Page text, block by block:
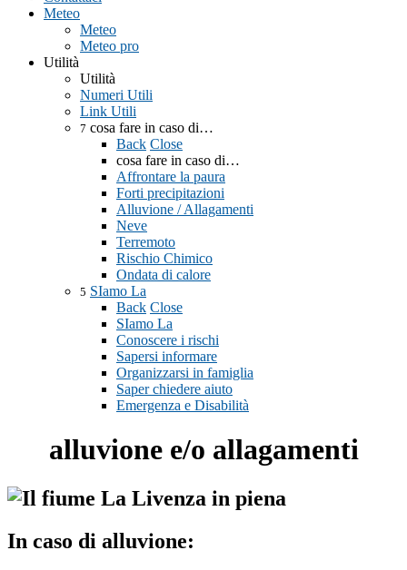
Meteo
Meteo
Meteo pro
Utilità
Utilità
Numeri Utili
Link Utili
7 cosa fare in caso di…
Back Close
cosa fare in caso di…
Affrontare la paura
Forti precipitazioni
Alluvione / Allagamenti
Neve
Terremoto
Rischio Chimico
Ondata di calore
5 SIamo La
Back Close
SIamo La
Conoscere i rischi
Sapersi informare
Organizzarsi in famiglia
Saper chiedere aiuto
Emergenza e Disabilità
alluvione e/o allagamenti
In caso di alluvione: